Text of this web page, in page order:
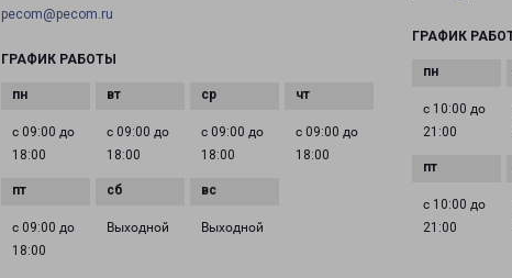
pecom@pecom.ru
ГРАФИК РАБОТЫ
с 09:00 до
18:00
с 09:00 до
18:00
с 09:00 до
18:00
с 09:00 до
18:00
с 09:00 до
18:00
Выходной Выходной
ГРАФИК
с 10:00 до
21:00
с 10:00 до
21:00